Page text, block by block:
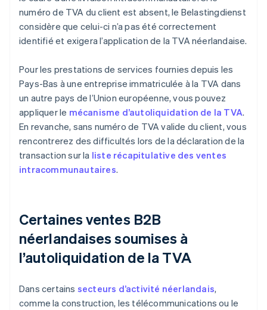
numéro de TVA du client est absent, le Belastingdienst
considère que celui-ci n’a pas été correctement
identifié et exigera l’application de la TVA néerlandaise.
Pour les prestations de services fournies depuis les
Pays-Bas à une entreprise immatriculée à la TVA dans
un autre pays de l’Union européenne, vous pouvez
appliquer le mécanisme d’autoliquidation de la TVA.
En revanche, sans numéro de TVA valide du client, vous
rencontrerez des difficultés lors de la déclaration de la
transaction sur la liste récapitulative des ventes
intracommunautaires.
Certaines ventes B2B
néerlandaises soumises à
l’autoliquidation de la TVA
Dans certains secteurs d’activité néerlandais,
comme la construction, les télécommunications ou le